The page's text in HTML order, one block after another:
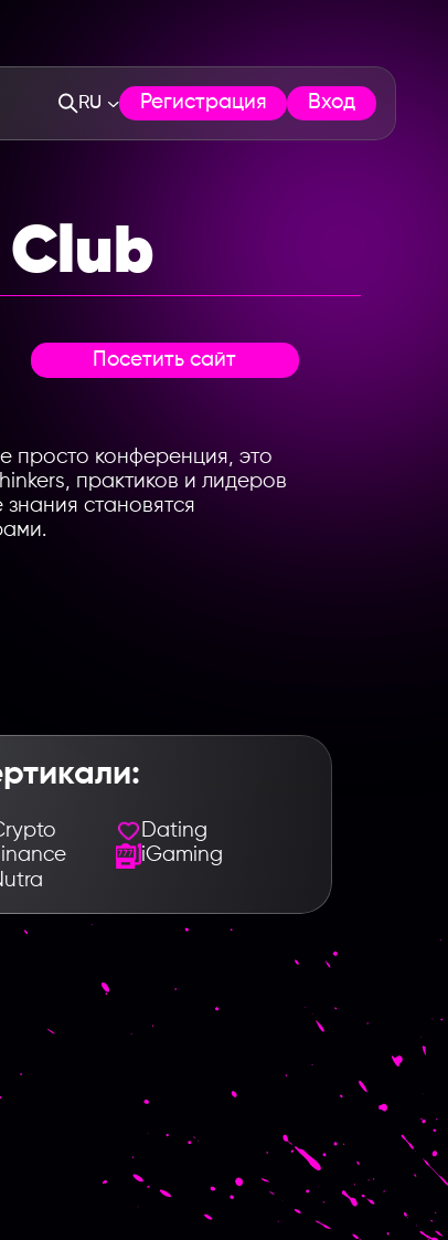
RU Регистрация Вход
Club
Посетить сайт
просто конференция, это
практиков и лидеров
становятся
Dating
iGaming